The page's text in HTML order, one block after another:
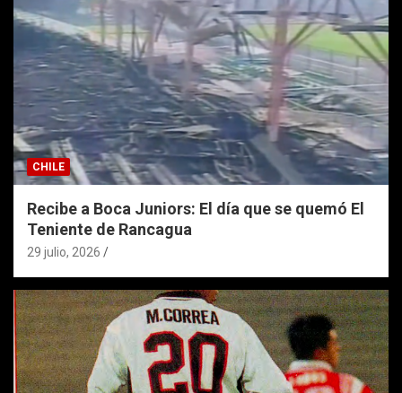
CHILE
Recibe a Boca Juniors: El día que se quemó El
Teniente de Rancagua
29 julio, 2026